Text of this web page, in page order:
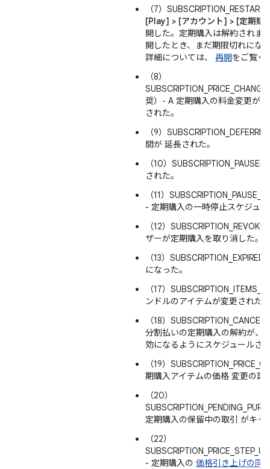
（7）
[Play] > [アカウント] > [定期購
開した。定期購入は解約されま
開したとき、まだ期限切れにな
詳細については、 再開をご覧く
（8）
奨）- A 定期購入の料金変更が
された。
（9）
間が 延長された。
（10）
された。
（11）
- 定期購入の一時停止スケジュ
（12）
ザーが定期購入を取り消した。
（13）
になった。
（17）
ンドルのアイテムが変更された
（18）
分割払いの定期購入の解約が、
効になるようにスケジュールさ
（19）
期購入アイテムの価格 変更の詳
（20）
定期購入の保留中の取引 がキャ
（22）
- 定期購入の 価格引き上げの同